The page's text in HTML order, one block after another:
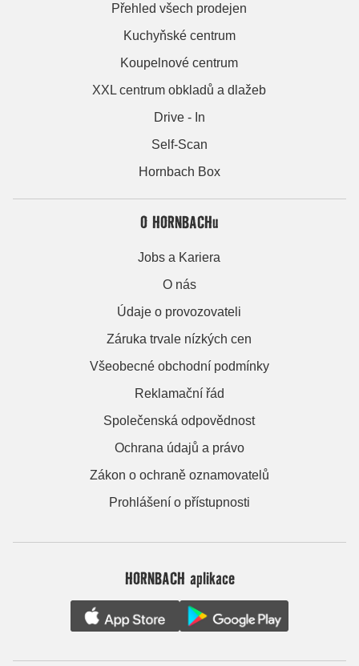
Přehled všech prodejen
Kuchyňské centrum
Koupelnové centrum
XXL centrum obkladů a dlažeb
Drive - In
Self-Scan
Hornbach Box
O HORNBACHu
Jobs a Kariera
O nás
Údaje o provozovateli
Záruka trvale nízkých cen
Všeobecné obchodní podmínky
Reklamační řád
Společenská odpovědnost
Ochrana údajů a právo
Zákon o ochraně oznamovatelů
Prohlášení o přístupnosti
HORNBACH aplikace